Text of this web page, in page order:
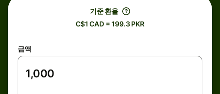
기준 환율
C$1 CAD = 199.3 PKR
금액